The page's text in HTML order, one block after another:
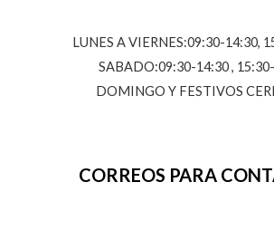
LUNES A VIERNES:09:30-14:30,
SABADO:09:30-14:30 ,
DOMINGO Y FESTIVOS
CORREOS PARA